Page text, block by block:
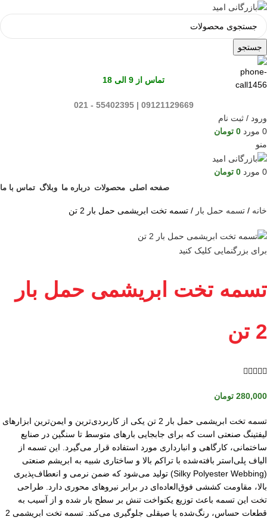
جستجو
تماس از 9 الی 18
09121129669 | 55402395 - 021
ورود / ثبت نام
0 مورد 0 تومان
منو
0 مورد 0 تومان
صفحه اصلی محصولات درباره ما وبلاگ تماس با ما
خانه تسمه حمل بار تسمه تخت ابریشمی حمل بار 2 تن
برای بزرگنمایی کلیک کنید
تسمه تخت ابریشمی حمل بار
2 تن

280,000 تومان
تسمه تخت ابریشمی حمل بار 2 تن یکی از کاربردی‌ترین و ایمن‌ترین ابزارهای
لیفتینگ صنعتی است که برای جابجایی بارهای متوسط تا سنگین در صنایع
ساختمانی، کارگاهی و انبارداری مورد استفاده قرار می‌گیرد. این تسمه از
الیاف پلی‌استر بافته‌شده با تراکم بالا و ساختاری شبیه به ابریشم صنعتی
(Silky Polyester Webbing) تولید می‌شود که ضمن نرمی و انعطاف‌پذیری
بالا، مقاومت کششی فوق‌العاده‌ای در برابر نیروهای محوری دارد. طراحی
تخت این تسمه باعث توزیع یکنواخت تنش بر سطح بار شده و از آسیب به
قطعات حساس، رنگ‌شده یا صیقلی جلوگیری می‌کند. تسمه تخت ابریشمی 2